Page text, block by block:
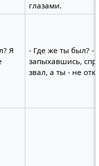
глазами.
Я
- Где же ты был?
запыхавшись,
звал, а ты - не